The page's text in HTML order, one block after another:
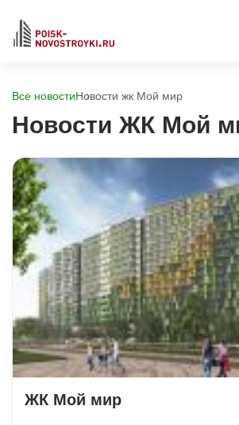
Все новостиНовости жк Мой мир
Новости ЖК Мой
ЖК Мой мир